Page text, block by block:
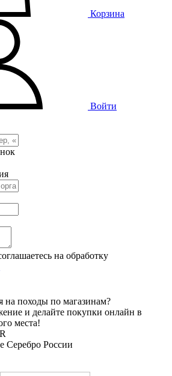
Корзина
Войти
на обработку
на походы по магазинам?
и делайте покупки онлайн в
места!
Серебро России